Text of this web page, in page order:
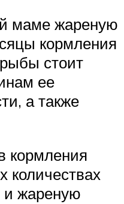
маме жареную
кормления
стоит
ее
а также
кормления
количествах
и жареную